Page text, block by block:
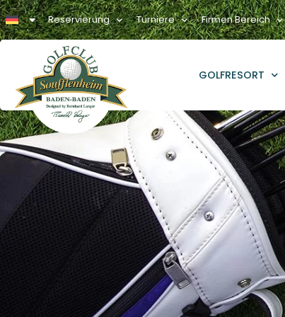
Reservierung Turniere Firmen Bereich
GOLFRESORT